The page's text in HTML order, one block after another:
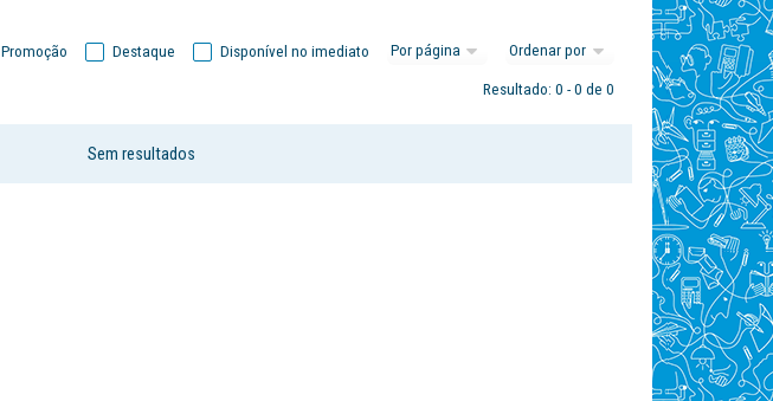
Disponível no imediato
Destaque
Promoção
Resultado: 0 - 0 de 0
Sem resultados